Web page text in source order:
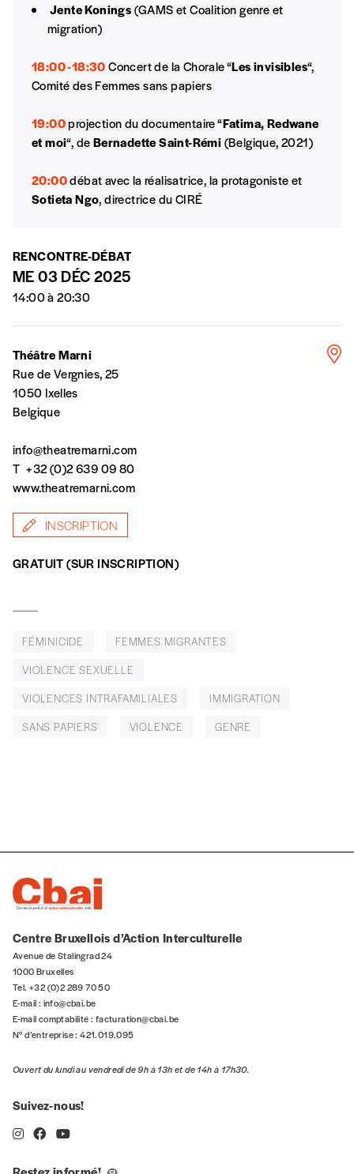
INSCRIPTION
*champs obligatoires
Abonnement
20€*/an
Par numéro
5€*
Je m'abonne à l'Imag
en Belgique)
Format numérique
Édition papier (livraison en Belgique
uniquement)
Quantité
AJOUTER
Édition numérique
offrons les deux derniers numéros publiés.
Je souhaite bénéficier de l’offre
découverte
Cadeau
Faites découvrir l'Imagà un·e ami·e et offrez-
lui un abonnement ou numéro au choix.
numéros)
Jente Konings(GAMS et Coalition genre et
migration)
18:00 -18:30Concert de la Chorale “Les invisibles“,
Comité des Femmes sans papiers
19:00projection du documentaire “Fatima, Redwane
et moi“, deBernadette Saint-Rémi(Belgique, 2021)
20:00débat avec la réalisatrice, la protagoniste et
Sotieta Ngo, directrice du CIRÉ
RENCONTRE-DÉBAT
ME 03 DÉC 2025
14:00 à 20:30
Théâtre Marni
Rue de Vergnies, 25
1050 Ixelles
Belgique
info@theatremarni.com
T +32 (0)2 639 09 80
www.theatremarni.com
INSCRIPTION
GRATUIT (SUR INSCRIPTION)
FÉMINICIDE
FEMMES MIGRANTES
VIOLENCE SEXUELLE
VIOLENCES INTRAFAMILIALES
IMMIGRATION
SANS PAPIERS
VIOLENCE GENRE
Centre Bruxellois d’Action Interculturelle
Avenue de Stalingrad 24
1000 Bruxelles
Tel. +32 (0)2 289 70 50
E-mail : info@cbai.be
E-mail comptabilité : facturation@cbai.be
N° d’entreprise : 421.019.095
Ouvert du lundi au vendredi de 9h à 13h et de 14h à 17h30.
Suivez-nous!